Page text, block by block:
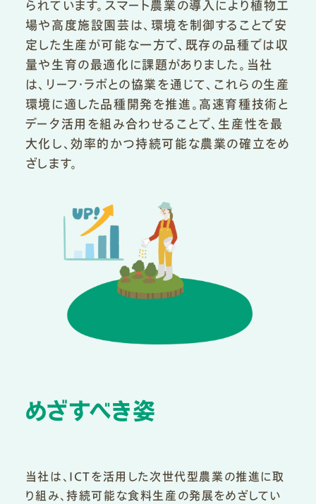
られています。スマート農業の導入により植物工
場や高度施設園芸は、環境を制御することで安
定した生産が可能な一方で、既存の品種では収
量や生育の最適化に課題がありました。当社
は、リーフ・ラボとの協業を通じて、これらの生産
環境に適した品種開発を推進。高速育種技術と
データ活用を組み合わせることで、生産性を最
大化し、効率的かつ持続可能な農業の確立をめ
ざします。
めざすべき姿
当社は、ICTを活用した次世代型農業の推進に取
り組み、持続可能な食料生産の発展をめざしてい